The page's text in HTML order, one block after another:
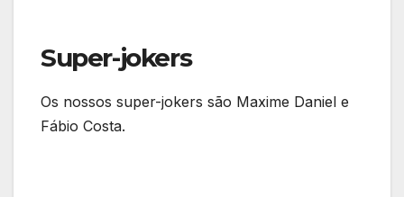
Super-jokers
Os nossos super-jokers são Maxime Daniel e
Fábio Costa.